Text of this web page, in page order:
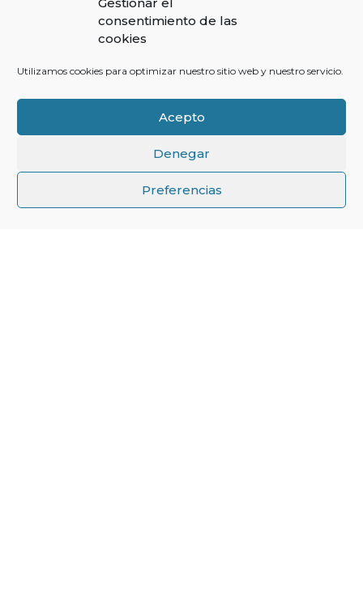
consentimiento de las
cookies
Utilizamos cookies para optimizar nuestro sitio web y nuestro servicio.
Acepto
Denegar
Preferencias